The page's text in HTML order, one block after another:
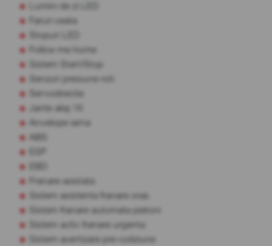
Lumini de zi LED
Faruri ceata
Stopuri LED
Follow me home
Sistem Start/Stop
Senzori presiune roti
Servodirectie
Jante aliaj 16
Anvelope iarna
ABS
EBD
Franare asistata
Sistem asistenta franare oras
Sistem franare automata pietoni
Sistem activ franare urgenta
Sistem avertizare pre-coliziune